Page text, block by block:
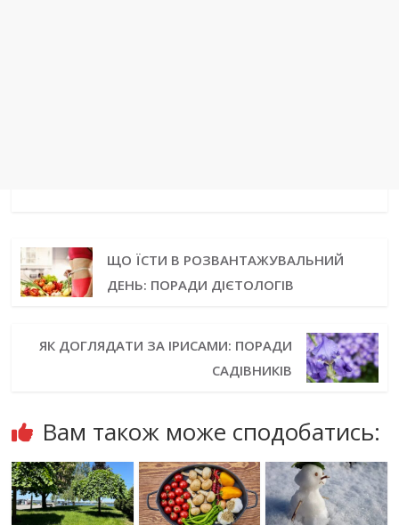
ЩО ЇСТИ В РОЗВАНТАЖУВАЛЬНИЙ
ДЕНЬ: ПОРАДИ ДІЄТОЛОГІВ
ЯК ДОГЛЯДАТИ ЗА ІРИСАМИ: ПОРАДИ
САДІВНИКІВ
Вам також може сподобатись: